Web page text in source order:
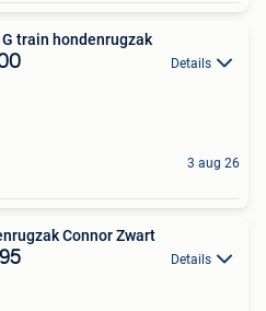
G train hondenrugzak
Details
3 aug 26
Connor Zwart
Details